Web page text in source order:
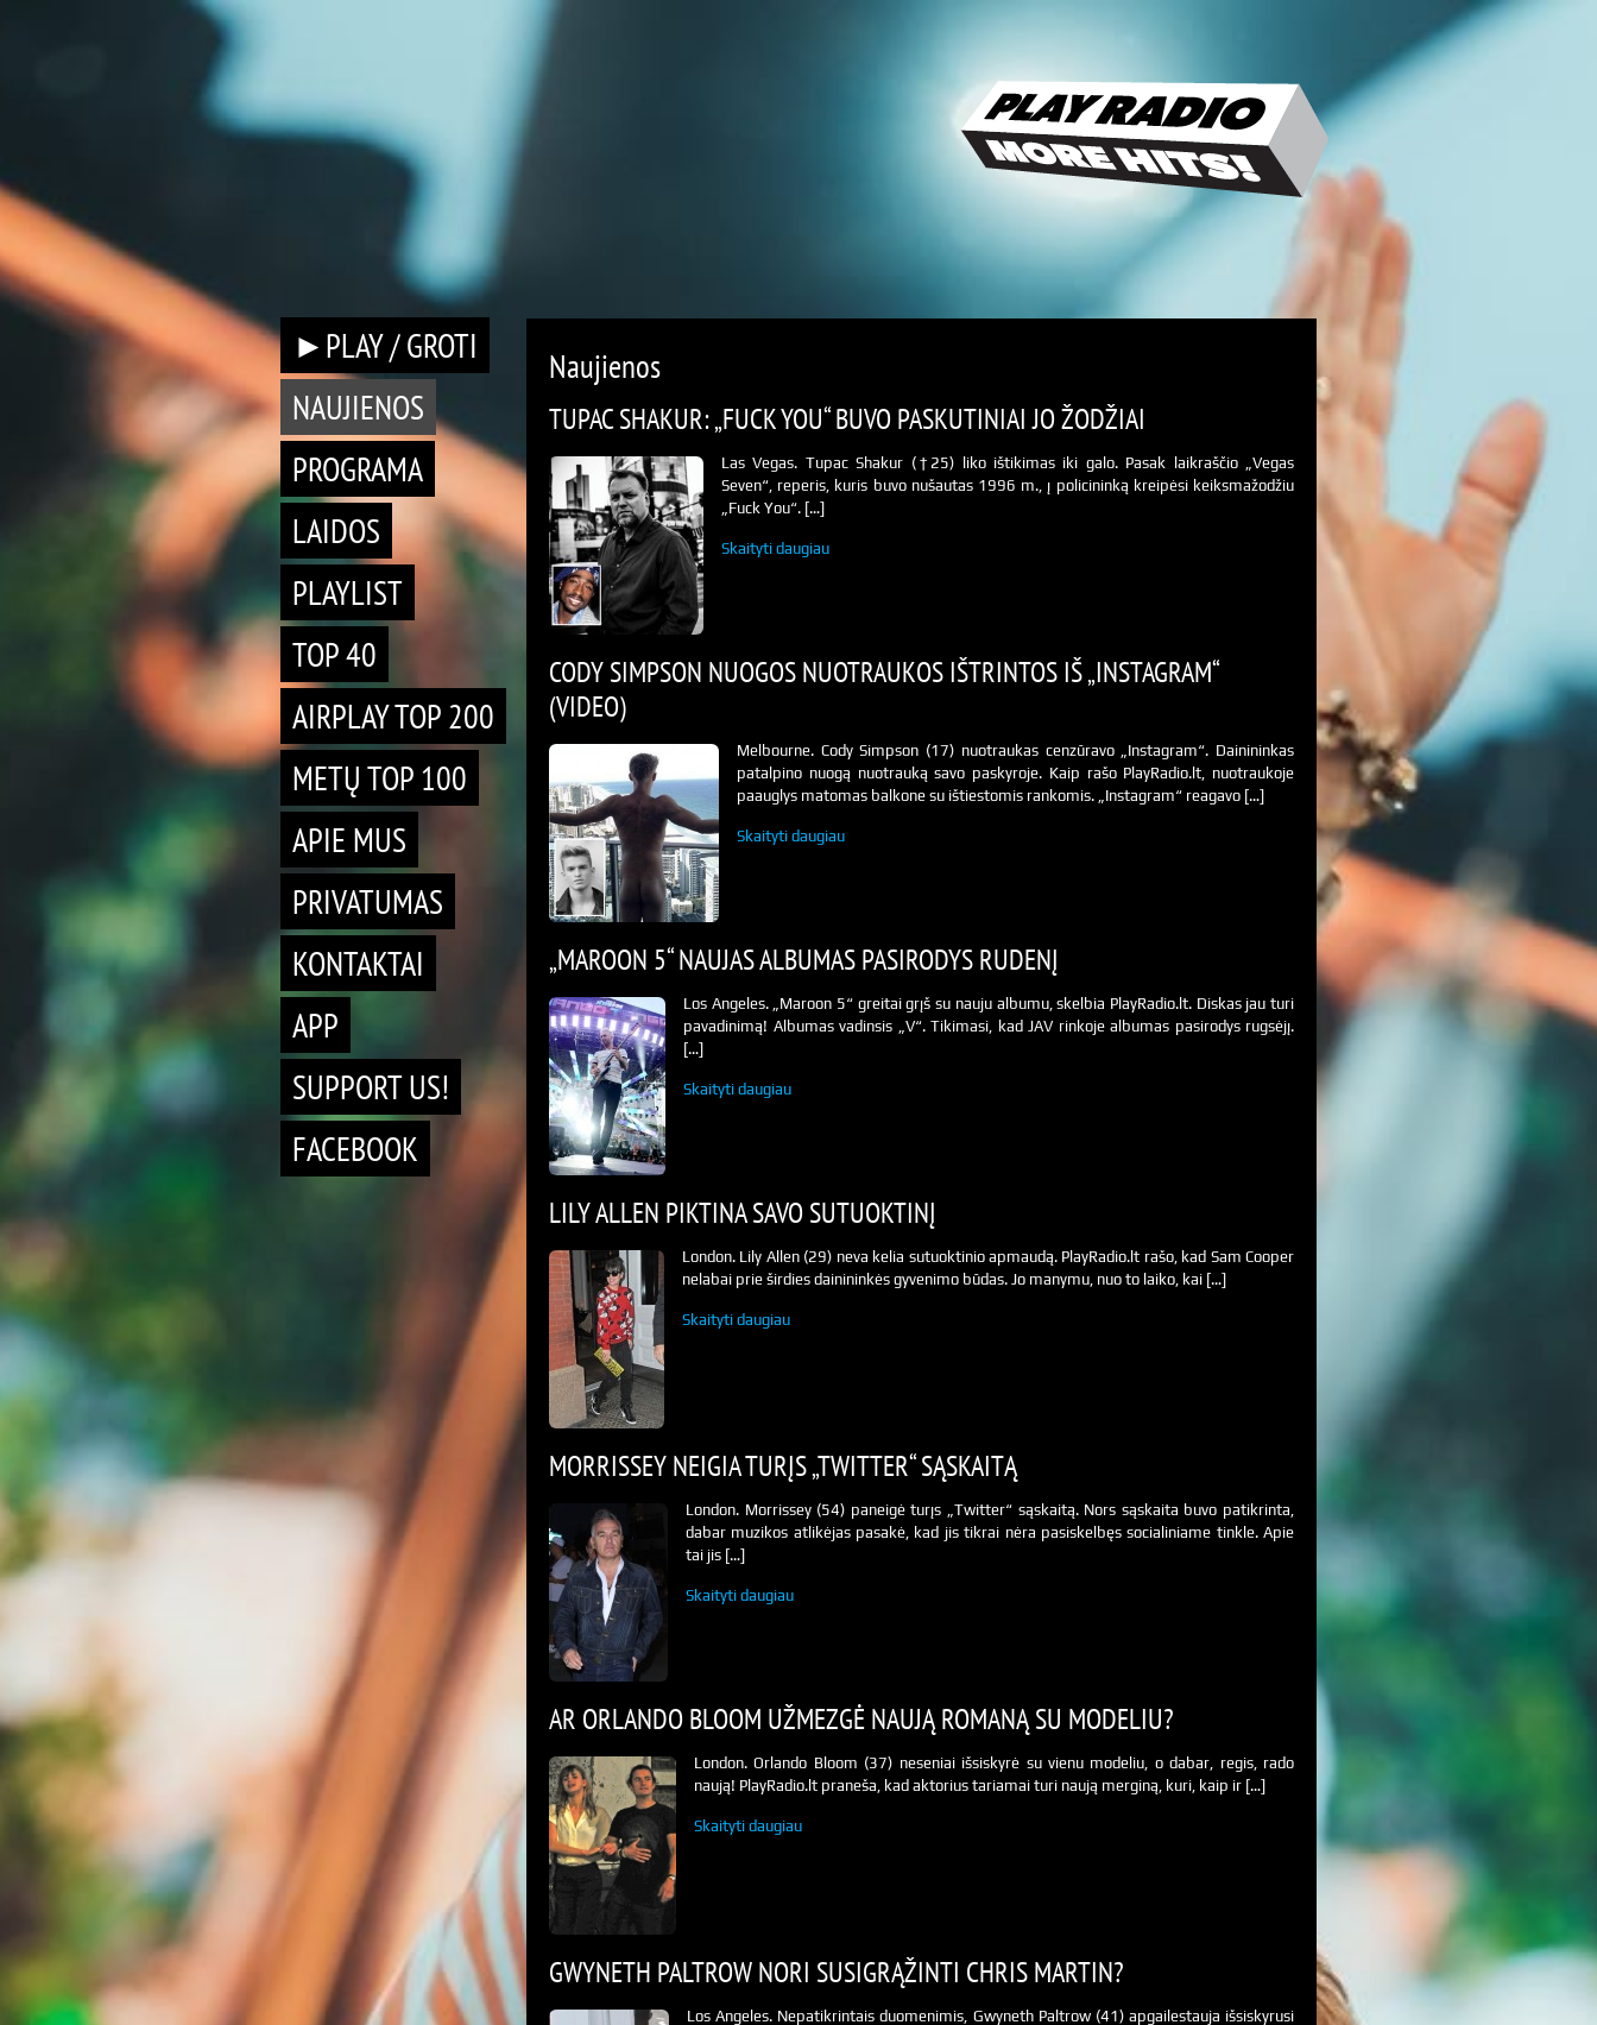
►PLAY / GROTI
NAUJIENOS
PROGRAMA
LAIDOS
PLAYLIST
TOP 40
AIRPLAY TOP 200
METŲ TOP 100
APIE MUS
PRIVATUMAS
KONTAKTAI
APP
SUPPORT US!
FACEBOOK
Naujienos
TUPAC SHAKUR: „FUCK YOU“ BUVO PASKUTINIAI JO ŽODŽIAI
Las Vegas. Tupac Shakur (†25) liko ištikimas iki galo. Pasak laikraščio „Vegas
Seven“, reperis, kuris buvo nušautas 1996 m., į policininką kreipėsi keiksmažodžiu
„Fuck You“. […]
Skaityti daugiau
CODY SIMPSON NUOGOS NUOTRAUKOS IŠTRINTOS IŠ „INSTAGRAM“
(VIDEO)
Melbourne. Cody Simpson (17) nuotraukas cenzūravo „Instagram“. Dainininkas
patalpino nuogą nuotrauką savo paskyroje. Kaip rašo PlayRadio.lt, nuotraukoje
paauglys matomas balkone su ištiestomis rankomis. „Instagram“ reagavo […]
Skaityti daugiau
„MAROON 5“ NAUJAS ALBUMAS PASIRODYS RUDENĮ
Los Angeles. „Maroon 5“ greitai grįš su nauju albumu, skelbia PlayRadio.lt. Diskas jau turi
pavadinimą! Albumas vadinsis „V“. Tikimasi, kad JAV rinkoje albumas pasirodys rugsėjį.
[…]
Skaityti daugiau
LILY ALLEN PIKTINA SAVO SUTUOKTINĮ
London. Lily Allen (29) neva kelia sutuoktinio apmaudą. PlayRadio.lt rašo, kad Sam Cooper
nelabai prie širdies dainininkės gyvenimo būdas. Jo manymu, nuo to laiko, kai […]
Skaityti daugiau
MORRISSEY NEIGIA TURĮS „TWITTER“ SĄSKAITĄ
London. Morrissey (54) paneigė turįs „Twitter“ sąskaitą. Nors sąskaita buvo patikrinta,
dabar muzikos atlikėjas pasakė, kad jis tikrai nėra pasiskelbęs socialiniame tinkle. Apie
tai jis […]
Skaityti daugiau
AR ORLANDO BLOOM UŽMEZGĖ NAUJĄ ROMANĄ SU MODELIU?
London. Orlando Bloom (37) neseniai išsiskyrė su vienu modeliu, o dabar, regis, rado
naują! PlayRadio.lt praneša, kad aktorius tariamai turi naują merginą, kuri, kaip ir […]
Skaityti daugiau
GWYNETH PALTROW NORI SUSIGRĄŽINTI CHRIS MARTIN?
Los Angeles. Nepatikrintais duomenimis, Gwyneth Paltrow (41) apgailestauja išsiskyrusi